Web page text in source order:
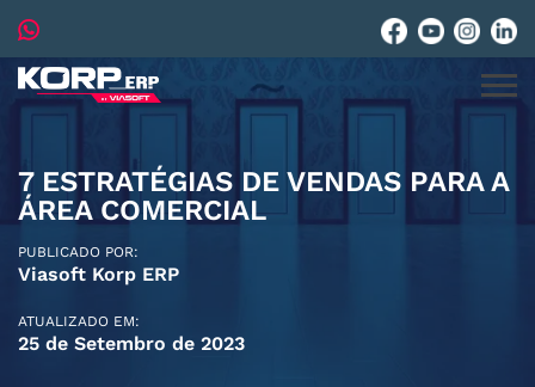
7 ESTRATÉGIAS DE VENDAS PARA A
ÁREA COMERCIAL
PUBLICADO POR:
Viasoft Korp ERP
ATUALIZADO EM:
25 de Setembro de 2023